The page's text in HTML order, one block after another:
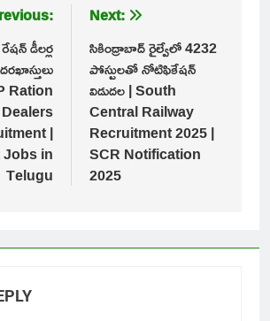
డీలర్ల
Ration
Dealers
|
in
Telugu
Next:
సికింద్రాబాద్ రైల్వేలో 4232
పోస్టులతో నోటిఫికేషన్
విడుదల | South
Central Railway
Recruitment 2025 |
SCR Notification
2025